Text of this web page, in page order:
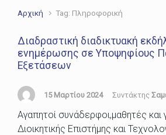
Αρχική Tag: Πληροφορική
Διαδραστική διαδικτυακή
ενημέρωσης σε Υποψηφίους
Εξετάσεων
15 Μαρτίου 2024 Συντάκτης
Αγαπητοί συνάδερφοι,μαθητές
Διοικητικής Επιστήμης και